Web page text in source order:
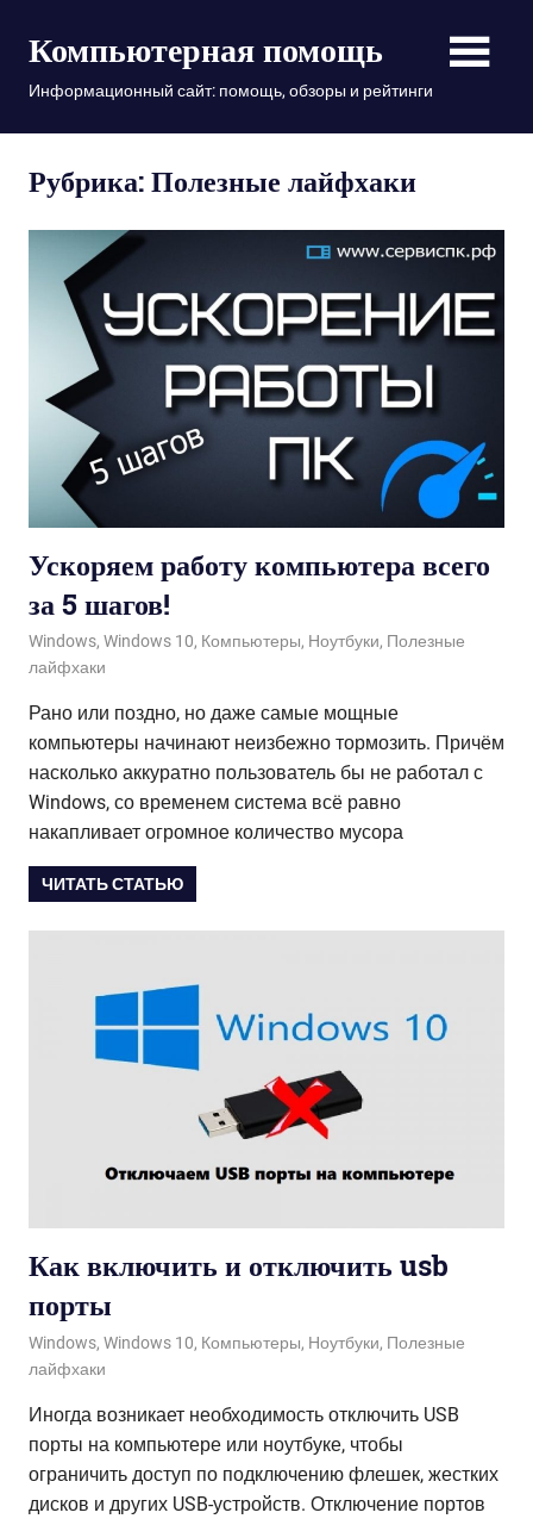
содержимому
Компьютерная помощь
Информационный сайт: помощь, обзоры и рейтинги
Рубрика: Полезные лайфхаки
Ускоряем работу компьютера всего
за 5 шагов!
22.03.2021
admin
Windows, Windows 10, Компьютеры, Ноутбуки, Полезные
лайфхаки
Рано или поздно, но даже самые мощные
компьютеры начинают неизбежно тормозить. Причём
насколько аккуратно пользователь бы не работал с
Windows, со временем система всё равно
накапливает огромное количество мусора
ЧИТАТЬ СТАТЬЮ
Как включить и отключить usb
порты
18.11.2020
admin
Windows, Windows 10, Компьютеры, Ноутбуки, Полезные
лайфхаки
Иногда возникает необходимость отключить USB
порты на компьютере или ноутбуке, чтобы
ограничить доступ по подключению флешек, жестких
дисков и других USB-устройств. Отключение портов